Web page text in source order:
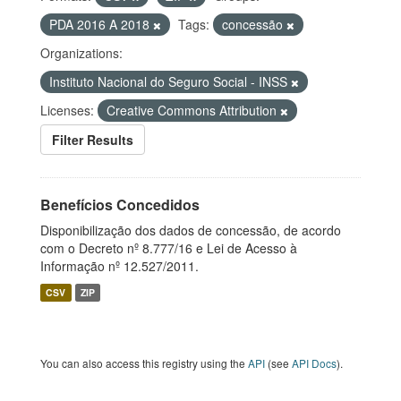
PDA 2016 A 2018
Tags:
concessão
Organizations:
Instituto Nacional do Seguro Social - INSS
Licenses:
Creative Commons Attribution
Filter Results
Benefícios Concedidos
Disponibilização dos dados de concessão, de acordo
com o Decreto nº 8.777/16 e Lei de Acesso à
Informação nº 12.527/2011.
CSV ZIP
You can also access this registry using the API (see API Docs).